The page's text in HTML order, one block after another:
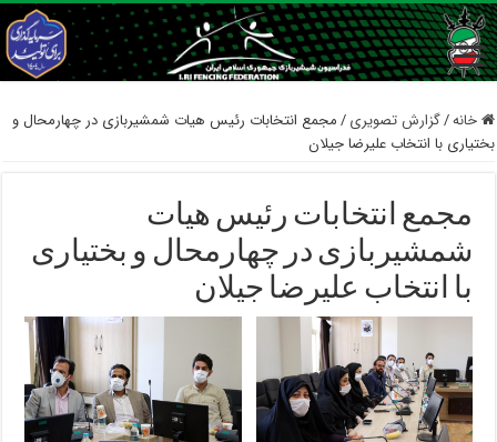
خانه/گزارش تصویری /مجمع انتخابات رئیس هیات شمشیربازی در چهارمحال و
بختیاری با انتخاب علیرضا جیلان
مجمع انتخابات رئیس هیات
شمشیربازی در چهارمحال و بختیاری
با انتخاب علیرضا جیلان